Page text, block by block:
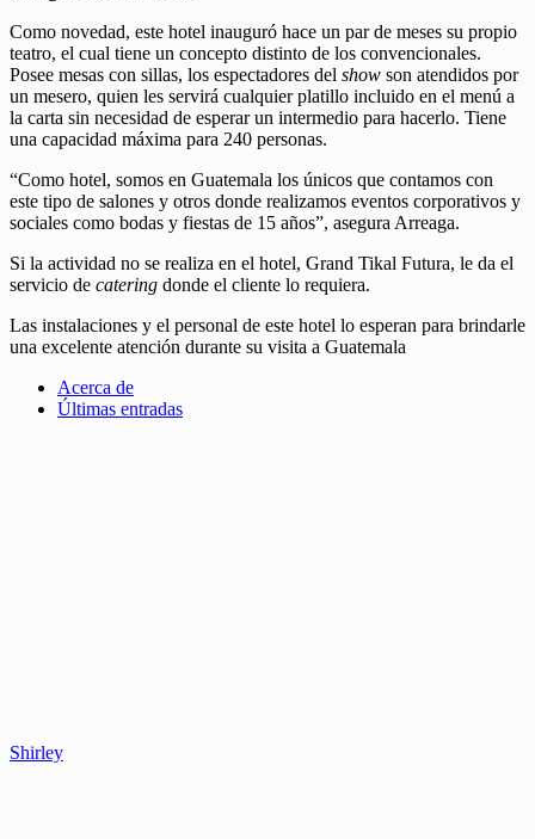
Como novedad, este hotel inauguró hace un par de meses su propio
teatro, el cual tiene un concepto distinto de los convencionales.
Posee mesas con sillas, los espectadores del show son atendidos por
un mesero, quien les servirá cualquier platillo incluido en el menú a
la carta sin necesidad de esperar un intermedio para hacerlo. Tiene
una capacidad máxima para 240 personas.
“Como hotel, somos en Guatemala los únicos que contamos con
este tipo de salones y otros donde realizamos eventos corporativos y
sociales como bodas y fiestas de 15 años”, asegura Arreaga.
Si la actividad no se realiza en el hotel, Grand Tikal Futura, le da el
servicio de catering donde el cliente lo requiera.
Las instalaciones y el personal de este hotel lo esperan para brindarle
una excelente atención durante su visita a Guatemala
Acerca de
Últimas entradas
Shirley